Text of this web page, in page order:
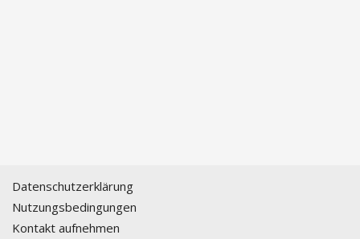
Datenschutzerklärung
Nutzungsbedingungen
Kontakt aufnehmen